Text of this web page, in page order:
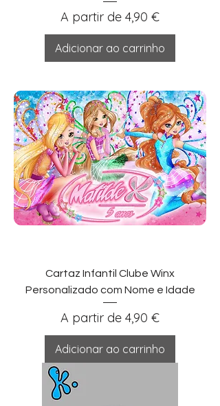
A partir de 4,90 €
Preço promocional
Adicionar ao carrinho
Cartaz Infantil Clube Winx
Personalizado com Nome e Idade
A partir de 4,90 €
Preço promocional
Adicionar ao carrinho